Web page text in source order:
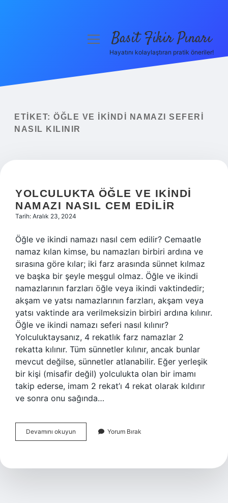
Yasal Uyarı
menüyüBasit Fikir Pınarı
Hayatını kolaylaştıran pratik öneriler!
ETIKET: ÖĞLE VE IKINDI NAMAZI SEFERI
NASIL KILINIR
YOLCULUKTA ÖĞLE VE IKINDI
NAMAZI NASIL CEM EDILIR
Tarih: Aralık 23, 2024
Öğle ve ikindi namazı nasıl cem edilir? Cemaatle
namaz kılan kimse, bu namazları birbiri ardına ve
sırasına göre kılar; iki farz arasında sünnet kılmaz
ve başka bir şeyle meşgul olmaz. Öğle ve ikindi
namazlarının farzları öğle veya ikindi vaktindedir;
akşam ve yatsı namazlarının farzları, akşam veya
yatsı vaktinde ara verilmeksizin birbiri ardına kılınır.
Öğle ve ikindi namazı seferi nasıl kılınır?
Yolculuktaysanız, 4 rekatlık farz namazlar 2
rekatta kılınır. Tüm sünnetler kılınır, ancak bunlar
mevcut değilse, sünnetler atlanabilir. Eğer yerleşik
bir kişi (misafir değil) yolculukta olan bir imamı
takip ederse, imam 2 rekat’ı 4 rekat olarak kıldırır
ve sonra onu sağında…
Devamını okuyun Yolculukta
Öğle
Namazı
Yorum Bırak